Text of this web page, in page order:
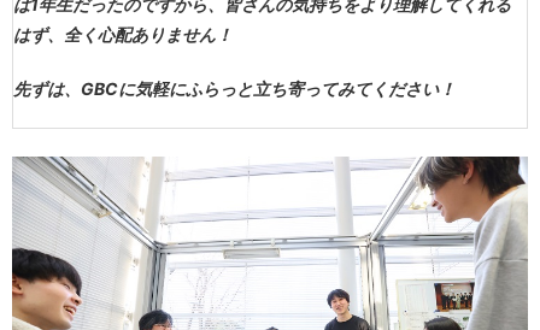
は1年生だったのですから、皆さんの気持ちをより理解してくれる
はず、全く心配ありません！
先ずは、GBCに気軽にふらっと立ち寄ってみてください！